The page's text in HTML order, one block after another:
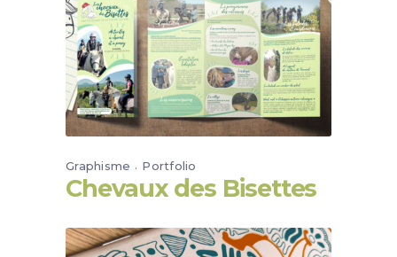
Graphisme Portfolio
Chevaux des Bisettes